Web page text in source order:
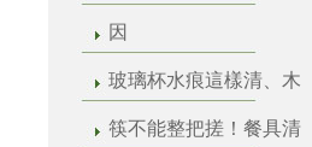
因
玻璃杯水痕這樣清、木
筷不能整把搓！餐具清